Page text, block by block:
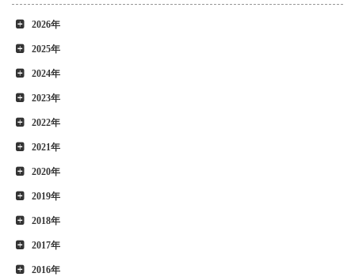
2026年
2025年
2024年
2023年
2022年
2021年
2020年
2019年
2018年
2017年
2016年